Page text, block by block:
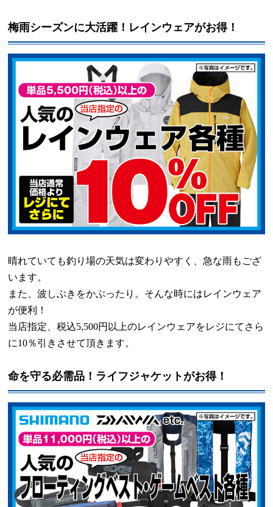
梅雨シーズンに大活躍！レインウェアがお得！
晴れていても釣り場の天気は変わりやすく、急な雨もござ
います。
また、波しぶきをかぶったり。そんな時にはレインウェア
が便利！
当店指定、税込5,500円以上のレインウェアをレジにてさら
に10％引きさせて頂きます。
命を守る必需品！ライフジャケットがお得！